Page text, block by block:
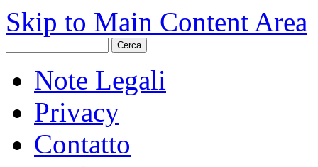
Skip to Main Content Area
Note Legali
Privacy
Contatto